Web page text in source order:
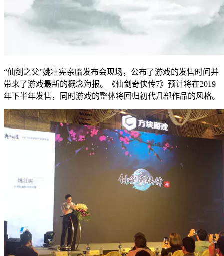
“仙剑之父”姚壮宪亲临发布会现场，公布了游戏的发售时间并
带来了游戏最新的概念海报。《仙剑奇侠传7》预计将在2019
年下半年发售，同时游戏的整体将回归初代几部作品的风格。